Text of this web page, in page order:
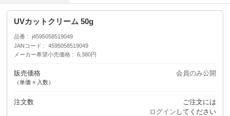
UVカットクリーム 50g
品番
j4595058519049
JANコード
4595058519049
メーカー希望小売価格
6,380円
販売価格
（単価 × 入数）
会員のみ公開
注文数
ご注文には
ログイン してください